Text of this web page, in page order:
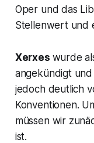
Oper und das
Stellenwert und
Xerxes wurde
angekündigt
jedoch deutlich
Konventionen.
müssen wir
ist.